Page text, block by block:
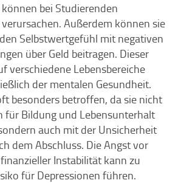
bei Studierenden
Außerdem können sie
Selbstwertgefühl mit negativen
über Geld beitragen. Dieser
verschiedene Lebensbereiche
der mentalen Gesundheit.
besonders betroffen, da sie nicht
für Bildung und Lebensunterhalt
auch mit der Unsicherheit
dem Abschluss. Die Angst vor
Instabilität kann zu
für Depressionen führen.